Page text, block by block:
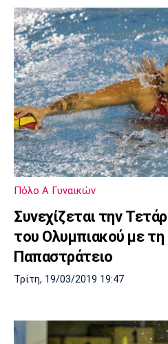
Πόλο Α Γυναικών
Συνεχίζεται την
του Ολυμπιακού με
Παπαστράτειο
Τρίτη, 19/03/2019 19:47